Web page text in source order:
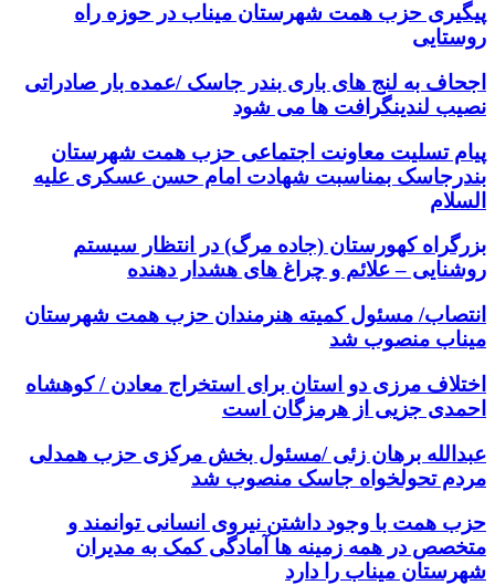
پیگیری حزب همت شهرستان میناب در حوزه راه
روستایی
اجحاف به لنج های باری بندر جاسک /عمده بار صادراتی
نصیب لندینگرافت ها می شود
پیام تسلیت معاونت اجتماعی حزب همت شهرستان
بندرجاسک بمناسبت شهادت امام حسن عسکری علیه
السلام
بزرگراه کهورستان (جاده مرگ) در انتظار سیستم
روشنایی – علائم و چراغ های هشدار دهنده
انتصاب/ مسئول کمیته هنرمندان حزب همت شهرستان
میناب منصوب شد
اختلاف مرزی دو استان برای استخراج معادن / کوهشاه
احمدی جزیی از هرمزگان است
عبدالله برهان زئی /مسئول بخش مرکزی حزب همدلی
مردم تحولخواه جاسک منصوب شد
حزب همت با وجود داشتن نیروی انسانی توانمند و
متخصص در همه زمینه ها آمادگی کمک به مدیران
شهرستان میناب را دارد